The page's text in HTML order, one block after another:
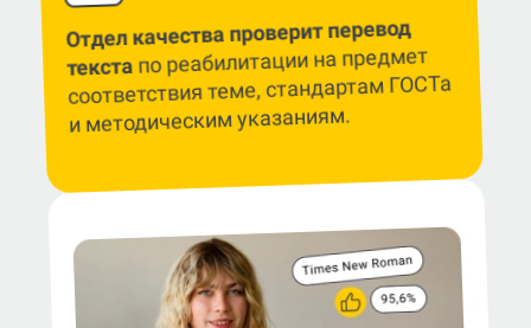
Отдел качества проверит перевод
текста по реабилитации на предмет
соответствия теме, стандартам ГОСТа
и методическим указаниям.